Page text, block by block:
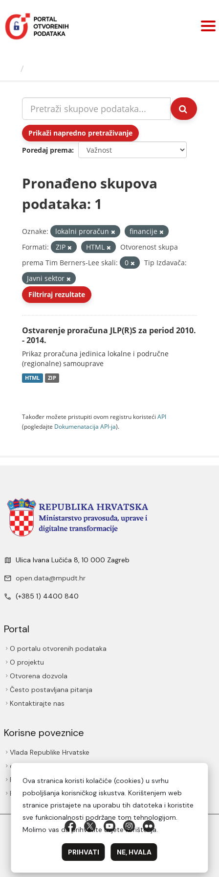
sadržaj
Prikaži napredno pretraživanje
Poredaj prema
Pronađeno skupova
podataka: 1
Oznake: lokalni proračun
financije
Formati:
ZIP HTML
Otvorenost skupa
prema Tim Berners-Lee skali:
0
Tip Izdavača:
Javni sektor
Filtriraj rezultate
Ostvarenje proračuna JLP(R)S za period 2010.
- 2014.
Prikaz proračuna jedinica lokalne i područne
(regionalne) samouprave
HTML ZIP
Također možete pristupiti ovom registru koristeći API
(pogledajte Dokumenаtаcijа API-jа).